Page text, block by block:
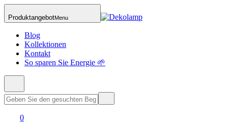
ProduktangebotMenu
Blog
Kollektionen
Kontakt
So sparen Sie Energie 🌱
0